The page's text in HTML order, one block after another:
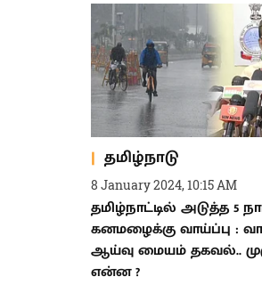
தமிழ்நாடு
8 January 2024, 10:15 AM
தமிழ்நாட்டில் அடுத்த 5
கனமழைக்கு வாய்ப்பு :
ஆய்வு மையம் தகவல்..
என்ன ?